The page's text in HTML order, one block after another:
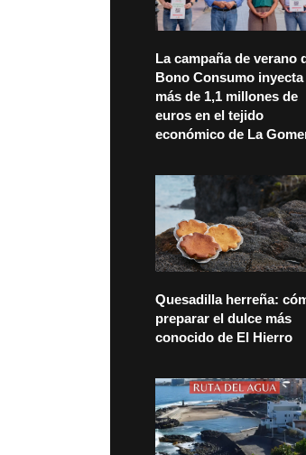
La campaña de verano
Bono Consumo inyecta
más de 1,1 millones de
euros en el tejido
económico de La
Quesadilla herreña:
preparar el dulce más
conocido de El Hierro